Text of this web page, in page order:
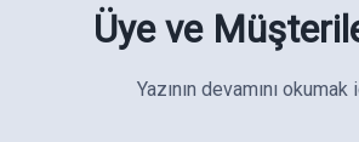
Üye ve
Yazının devamını